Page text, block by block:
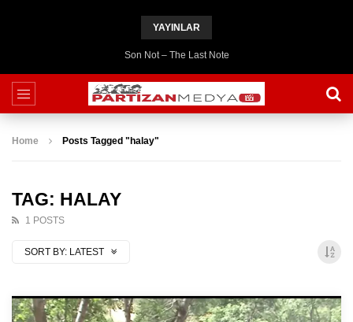
YAYINLAR
Son Not – The Last Note
Home Posts Tagged "halay"
TAG: HALAY
1 POSTS
SORT BY: LATEST